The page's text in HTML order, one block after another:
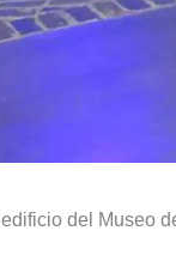
del Museo